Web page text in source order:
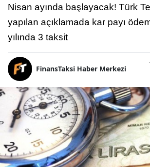
Nisan ayında başlayacak! Türk
yapılan açıklamada kar payı
yılında 3 taksit
FinansTaksi Haber Merkezi